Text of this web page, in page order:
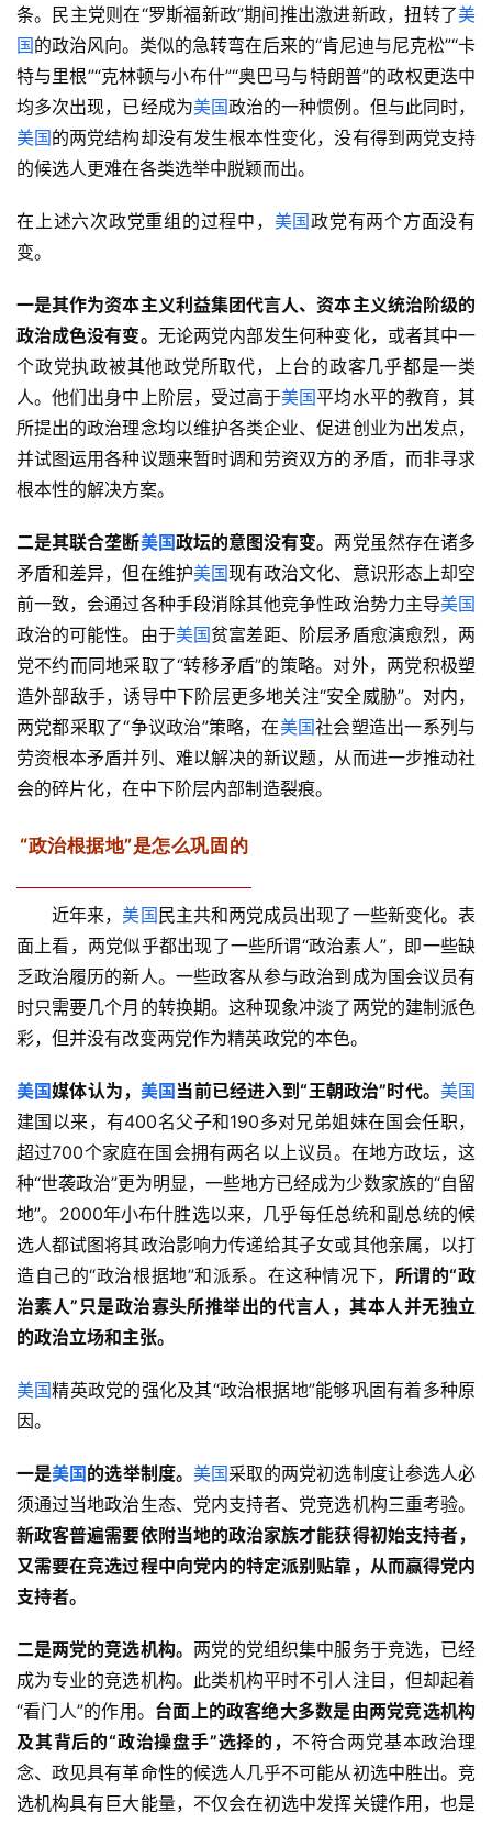
条。民主党则在“罗斯福新政”期间推出激进新政，扭转了美
国的政治风向。类似的急转弯在后来的“肯尼迪与尼克松”“卡
特与里根”“克林顿与小布什”“奥巴马与特朗普”的政权更迭中
均多次出现，已经成为美国政治的一种惯例。但与此同时，
美国的两党结构却没有发生根本性变化，没有得到两党支持
的候选人更难在各类选举中脱颖而出。
在上述六次政党重组的过程中， 美国政党有两个方面没有
变。
一是其作为资本主义利益集团代言人、资本主义统治阶级的
政治成色没有变。 无论两党内部发生何种变化，或者其中一
个政党执政被其他政党所取代，上台的政客几乎都是一类
人。他们出身中上阶层，受过高于美国平均水平的教育，其
所提出的政治理念均以维护各类企业、促进创业为出发点，
并试图运用各种议题来暂时调和劳资双方的矛盾，而非寻求
根本性的解决方案。
二是其联合垄断美国政坛的意图没有变。 两党虽然存在诸多
矛盾和差异，但在维护美国现有政治文化、意识形态上却空
前一致，会通过各种手段消除其他竞争性政治势力主导美国
政治的可能性。由于美国贫富差距、阶层矛盾愈演愈烈，两
党不约而同地采取了“转移矛盾”的策略。对外，两党积极塑
造外部敌手，诱导中下阶层更多地关注“安全威胁”。对内，
两党都采取了“争议政治”策略，在美国社会塑造出一系列与
劳资根本矛盾并列、难以解决的新议题，从而进一步推动社
会的碎片化，在中下阶层内部制造裂痕。
“政治根据地”是怎么巩固的
近年来，美国 民主共和两党成员出现了一些新变化。表
面上看，两党似乎都出现了一些所谓“政治素人”，即一些缺
乏政治履历的新人。一些政客从参与政治到成为国会议员有
时只需要几个月的转换期。这种现象冲淡了两党的建制派色
彩，但并没有改变两党作为精英政党的本色。
美国媒体认为，美国 当前已经进入到“王朝政治”时代。 美国
建国以来，有400名父子和190多对兄弟姐妹在国会任职，
超过700个家庭在国会拥有两名以上议员。在地方政坛，这
种“世袭政治”更为明显，一些地方已经成为少数家族的“自留
地”。2000年小布什胜选以来，几乎每任总统和副总统的候
选人都试图将其政治影响力传递给其子女或其他亲属，以打
造自己的“政治根据地”和派系。在这种情况下， 所谓的“政
治素人”只是政治寡头所推举出的代言人，其本人并无独立
的政治立场和主张。
美国精英政党的强化及其“政治根据地”能够巩固有着多种原
因。
一是美国 的选举制度。 美国采取的两党初选制度让参选人必
须通过当地政治生态、党内支持者、党竞选机构三重考验。
新政客普遍需要依附当地的政治家族才能获得初始支持者，
又需要在竞选过程中向党内的特定派别贴靠，从而赢得党内
支持者。
二是两党的竞选机构。 两党的党组织集中服务于竞选，已经
成为专业的竞选机构。此类机构平时不引人注目，但却起着
“看门人”的作用。 台面上的政客绝大多数是由两党竞选机构
及其背后的“政治操盘手”选择的， 不符合两党基本政治理
念、政见具有革命性的候选人几乎不可能从初选中胜出。竞
选机构具有巨大能量，不仅会在初选中发挥关键作用，也是